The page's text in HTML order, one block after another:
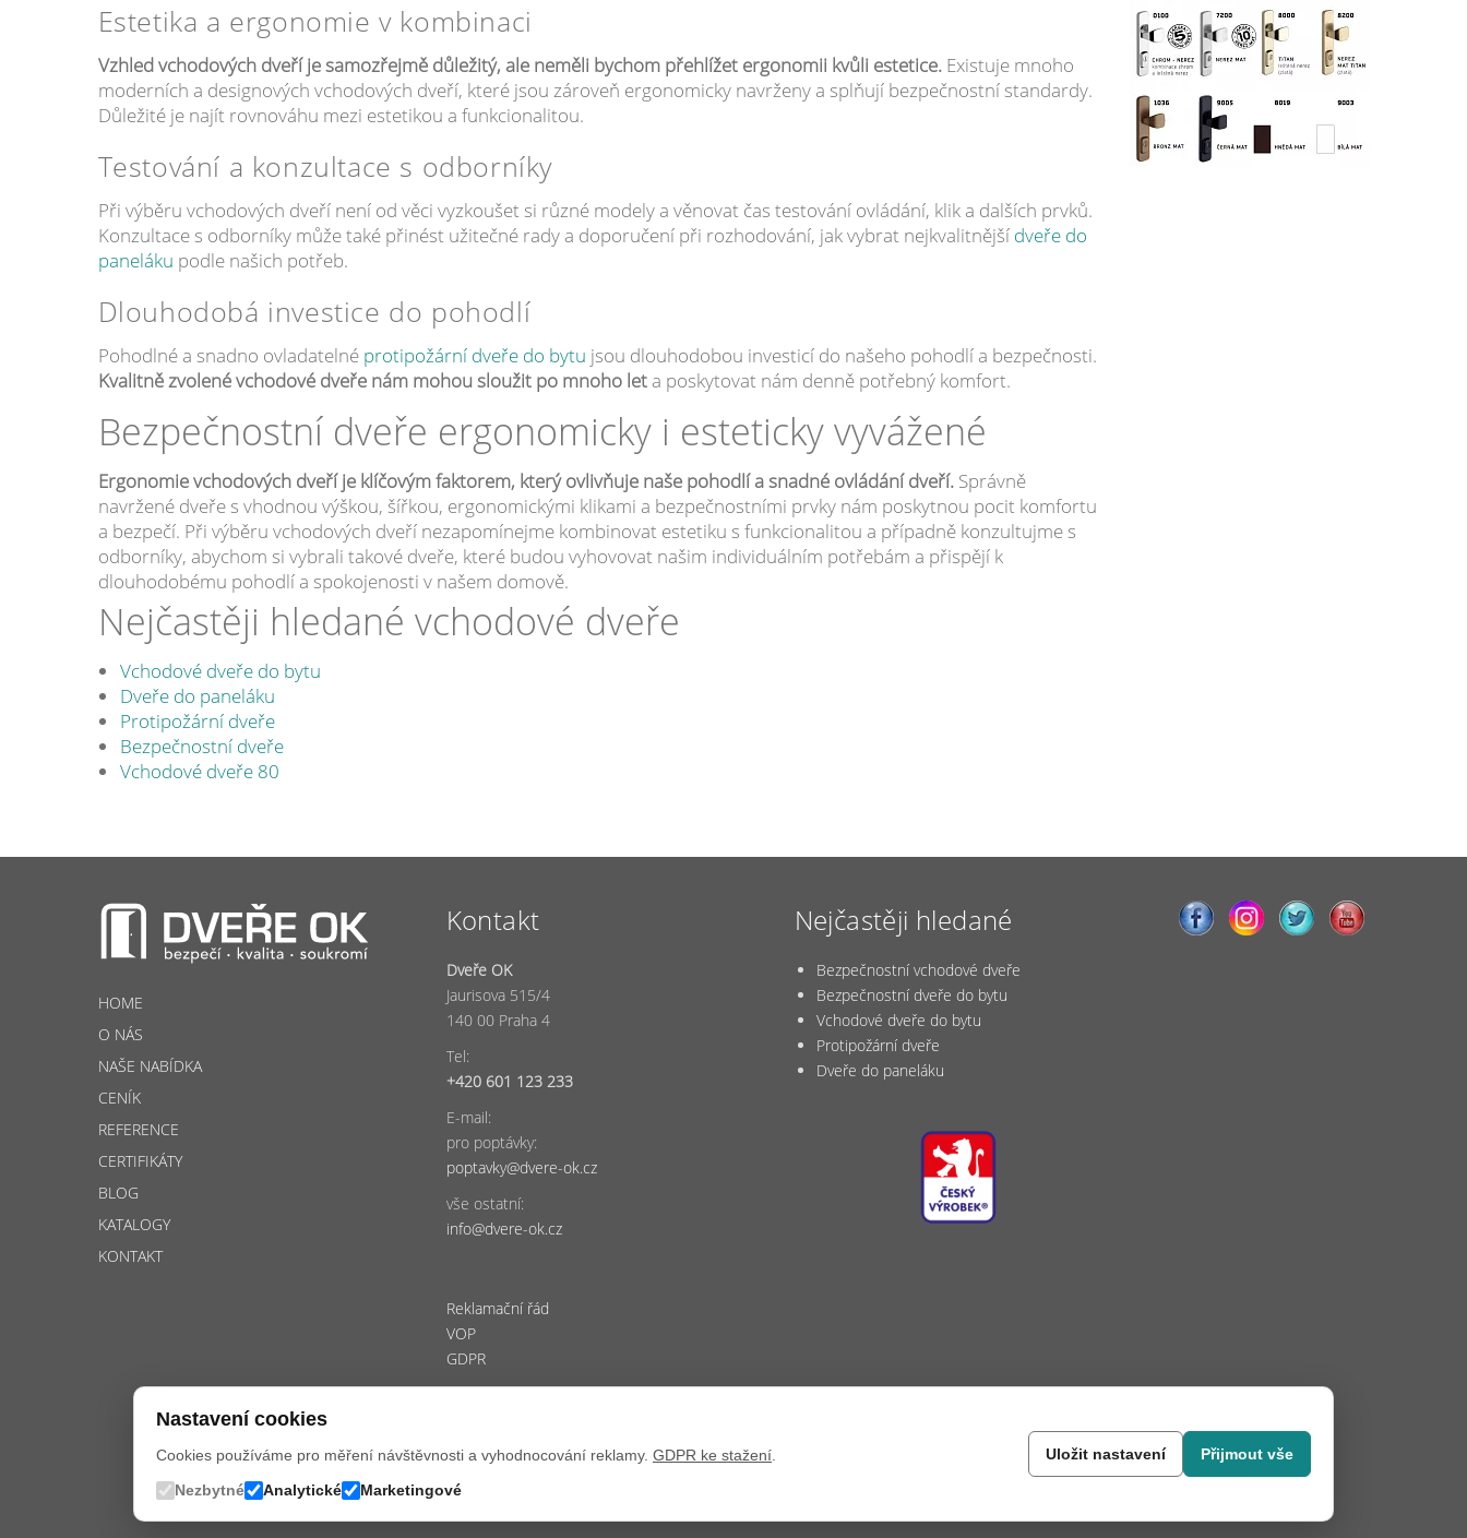
Estetika a ergonomie v kombinaci
Vzhled vchodových dveří je samozřejmě důležitý, ale neměli bychom přehlížet ergonomii kvůli estetice. Existuje mnoho
moderních a designových vchodových dveří, které jsou zároveň ergonomicky navrženy a splňují bezpečnostní standardy.
Důležité je najít rovnováhu mezi estetikou a funkcionalitou.
Testování a konzultace s odborníky
Při výběru vchodových dveří není od věci vyzkoušet si různé modely a věnovat čas testování ovládání, klik a dalších prvků.
Konzultace s odborníky může také přinést užitečné rady a doporučení při rozhodování, jak vybrat nejkvalitnější dveře do
paneláku podle našich potřeb.
Dlouhodobá investice do pohodlí
Pohodlné a snadno ovladatelné protipožární dveře do bytu jsou dlouhodobou investicí do našeho pohodlí a bezpečnosti.
Kvalitně zvolené vchodové dveře nám mohou sloužit po mnoho let a poskytovat nám denně potřebný komfort.
Bezpečnostní dveře ergonomicky i esteticky vyvážené
Ergonomie vchodových dveří je klíčovým faktorem, který ovlivňuje naše pohodlí a snadné ovládání dveří. Správně
navržené dveře s vhodnou výškou, šířkou, ergonomickými klikami a bezpečnostními prvky nám poskytnou pocit komfortu
a bezpečí. Při výběru vchodových dveří nezapomínejme kombinovat estetiku s funkcionalitou a případně konzultujme s
odborníky, abychom si vybrali takové dveře, které budou vyhovovat našim individuálním potřebám a přispějí k
dlouhodobému pohodlí a spokojenosti v našem domově.
Nejčastěji hledané vchodové dveře
Vchodové dveře do bytu
Dveře do paneláku
Protipožární dveře
Bezpečnostní dveře
Vchodové dveře 80
HOME
O NÁS
NAŠE NABÍDKA
CENÍK
REFERENCE
CERTIFIKÁTY
BLOG
KATALOGY
KONTAKT
Kontakt
Dveře OK
Jaurisova 515/4
140 00 Praha 4
Tel:
+420 601 123 233
E-mail:
pro poptávky:
poptavky@dvere-ok.cz
vše ostatní:
info@dvere-ok.cz
Reklamační řád
VOP
GDPR
Nejčastěji hledané
Bezpečnostní vchodové dveře
Bezpečnostní dveře do bytu
Vchodové dveře do bytu
Protipožární dveře
Dveře do paneláku
Copyright © 2026, Dveře OK.
Nastavení cookies
Cookies používáme pro měření návštěvnosti a vyhodnocování reklamy. GDPR ke stažení
Nezbytné
Analytické Marketingové
Uložit nastavení Přijmout vše